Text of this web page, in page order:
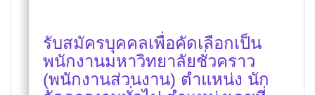
รับสมัครบุคคลเพื่อคัดเลือกเป็น
พนักงานมหาวิทยาลัยชั่วคราว
(พนักงานส่วนงาน) ตำแหน่ง นัก